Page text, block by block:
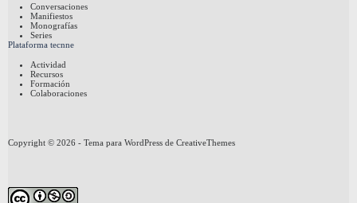
Conversaciones
Manifiestos
Monografías
Series
Plataforma tecnne
Actividad
Recursos
Formación
Colaboraciones
Copyright © 2026 - Tema para WordPress de CreativeThemes